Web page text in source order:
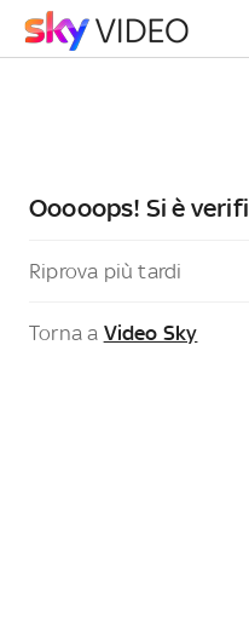
Ooooops! Si è
Riprova più tardi
Torna a Video Sky